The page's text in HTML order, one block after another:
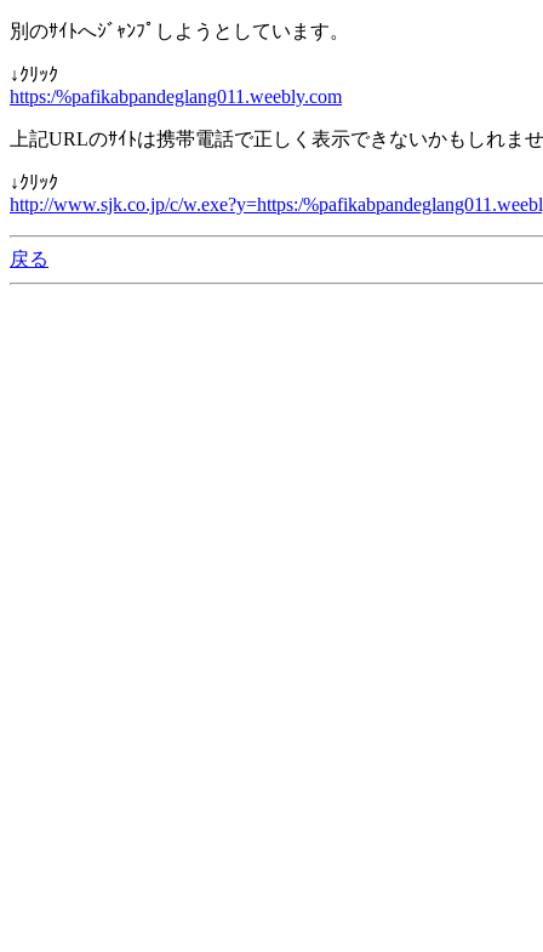
別のｻｲﾄへｼﾞｬﾝﾌﾟしようとしています。
↓ｸﾘｯｸ
https:/%pafikabpandeglang011.weebly.com
上記URLのｻｲﾄは携帯電話で正しく表示できないかもしれ
↓ｸﾘｯｸ
http://www.sjk.co.jp/c/w.exe?y=https:/
戻る